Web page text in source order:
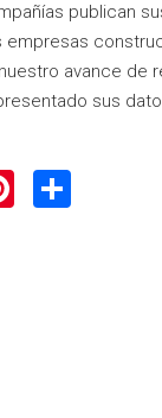
publican
avance
sus
Pinterest